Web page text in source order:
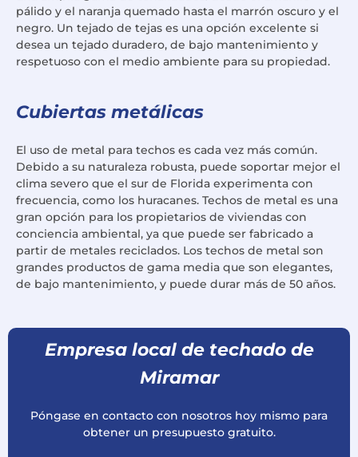
pálido y el naranja quemado hasta el marrón oscuro y el
negro. Un tejado de tejas es una opción excelente si
desea un tejado duradero, de bajo mantenimiento y
respetuoso con el medio ambiente para su propiedad.
Cubiertas metálicas
El uso de metal para techos es cada vez más común.
Debido a su naturaleza robusta, puede soportar mejor el
clima severo que el sur de Florida experimenta con
frecuencia, como los huracanes. Techos de metal es una
gran opción para los propietarios de viviendas con
conciencia ambiental, ya que puede ser fabricado a
partir de metales reciclados. Los techos de metal son
grandes productos de gama media que son elegantes,
de bajo mantenimiento, y puede durar más de 50 años.
Empresa local de techado de
Miramar
Póngase en contacto con nosotros hoy mismo para
obtener un presupuesto gratuito.